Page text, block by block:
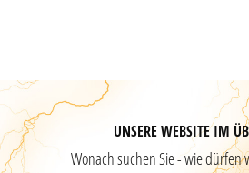
UNSERE WEBSITE IM
Wonach suchen Sie - wie dürfen